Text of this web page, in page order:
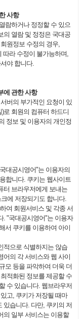
사항
람하거나 정정할 수 있으
의 열람 및 정정은 국대공
원정보 수정의 경우,
따라 수정이 불가능하며,
야 합니다.
에 관한 사항
버의 부가적인 요청이 있
로 회원의 컴퓨터 하드디
정보 및 이용자의 개인정
대공시영어"는 이용자의
합니다. 쿠키는 웹사이트
터 브라우저에게 보내는
에 저장되기도 합니다.
여 회원서비스 및 각종 서
. "국대공시영어"는 이용자
서 쿠키를 이용하여 아이
적으로 식별하지는 않습
어의 각 서비스와 웹 사이
모 등을 파악하여 더욱 더
적화된 정보를 제공할 수
수 있습니다. 웹브라우저
고, 쿠키가 저장될 때마
있습니다. 다만, 쿠키의 저
의 일부 서비스는 이용할